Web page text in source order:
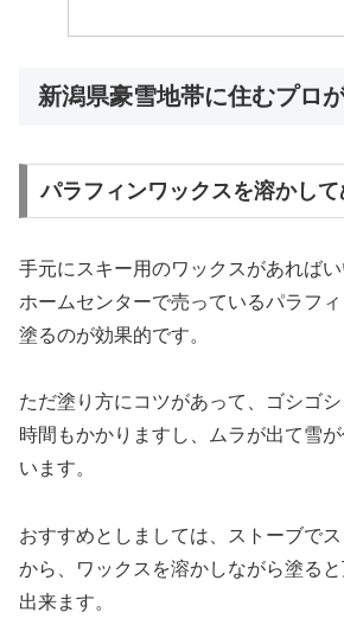
新潟県豪雪地帯に住むプロ
パラフィンワックスを溶かして
手元にスキー用のワックスがあれば
ホームセンターで売っているパラフ
塗るのが効果的です。
ただ塗り方にコツがあって、ゴシゴ
時間もかかりますし、ムラが出て雪
います。
おすすめとしましては、ストーブで
から、ワックスを溶かしながら塗る
出来ます。